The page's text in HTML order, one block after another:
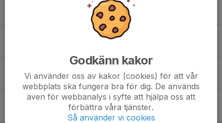
1
Spelschema Sun cup
27 maj, 15:16 15
Kioskpass söndag 7 juni
20 maj, 14:08 1
Godkänn kakor
Vi använder oss av kakor (cookies) för att vår
webbplats ska fungera bra för dig. De används
även för webbanalys i syfte att hjälpa oss att
förbättra våra tjänster.
Så använder vi cookies